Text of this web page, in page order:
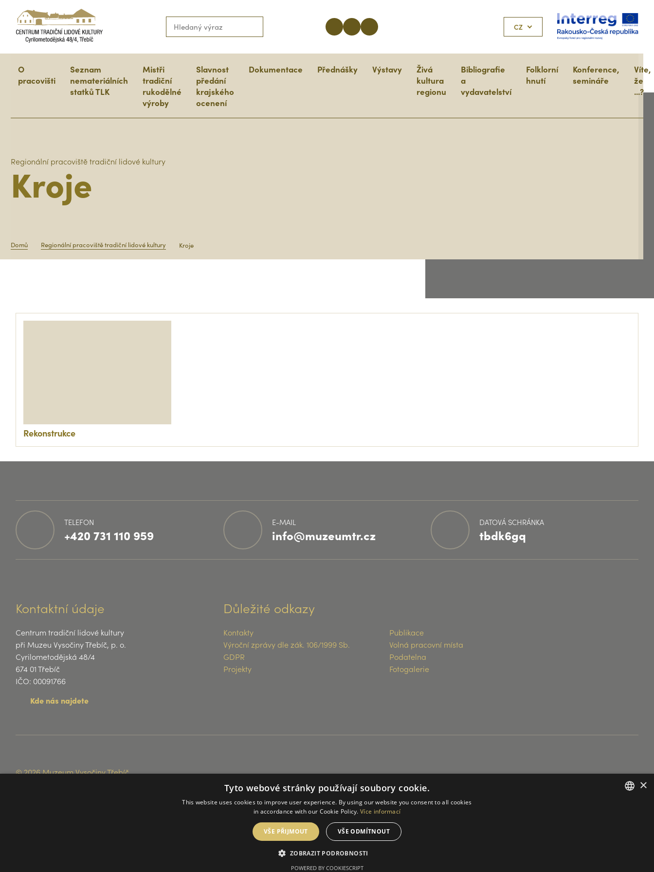
CZ
O
pracovišti
Seznam
nemateriálních
statků TLK
Mistři
tradiční
rukodělné
výroby
Slavnost
předání
krajského
ocenení
Dokumentace Přednášky Výstavy
Živá
kultura
regionu
Bibliografie
a
vydavatelství
Folklorní
hnutí
Konference,
semináře
Víte,
že
...?
Regionální pracoviště tradiční lidové kultury
Kroje
Domů Regionální pracoviště tradiční lidové kultury Kroje
Rekonstrukce
TELEFON
+420 731 110 959
E-MAIL
info@muzeumtr.cz
DATOVÁ SCHRÁNKA
tbdk6gq
Kontaktní údaje
Centrum tradiční lidové kultury
při Muzeu Vysočiny Třebíč, p. o.
Cyrilometodějská 48/4
674 01 Třebíč
IČO: 00091766
Kde nás najdete
Důležité odkazy
Kontakty
Publikace
Výroční zprávy dle zák. 106/1999 Sb.
Volná pracovní místa
GDPR
Podatelna
Projekty
Fotogalerie
© 2026 Muzeum Vysočiny Třebíč
×
Tyto webové stránky používají soubory cookie.
This website uses cookies to improve user experience. By using our website you consent to all cookies
in accordance with our Cookie Policy. Více informací
VŠE PŘIJMOUT VŠE ODMÍTNOUT
ZOBRAZIT PODROBNOSTI
POWERED BY COOKIESCRIPT